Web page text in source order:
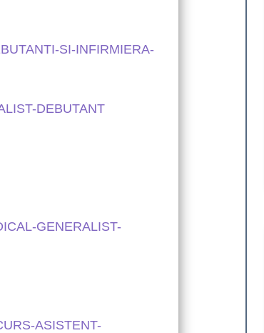
SI-INFIRMIERA-
DEBUTANT
GENERALIST-
ASISTENT-